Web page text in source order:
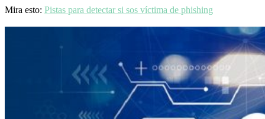
Mira esto: Pistas para detectar si sos víctima de phishing